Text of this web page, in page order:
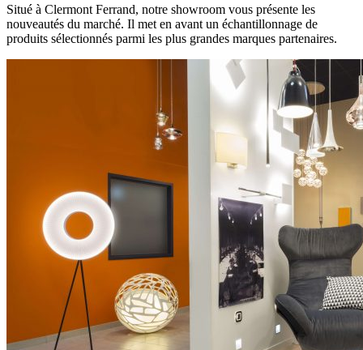
Situé à Clermont Ferrand, notre showroom vous présente les
nouveautés du marché. Il met en avant un échantillonnage de
produits sélectionnés parmi les plus grandes marques partenaires.